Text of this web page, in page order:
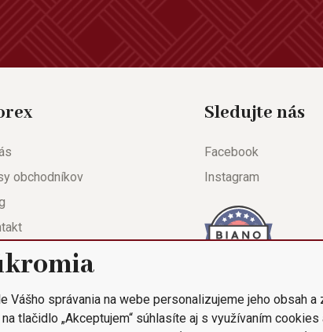
obchodníkov
súkromia
Sledujte nás
Facebook
Instagram
Vášho správania na webe personalizujeme jeho obsah a
tlačidlo „Akceptujem“ súhlasíte aj s využívaním